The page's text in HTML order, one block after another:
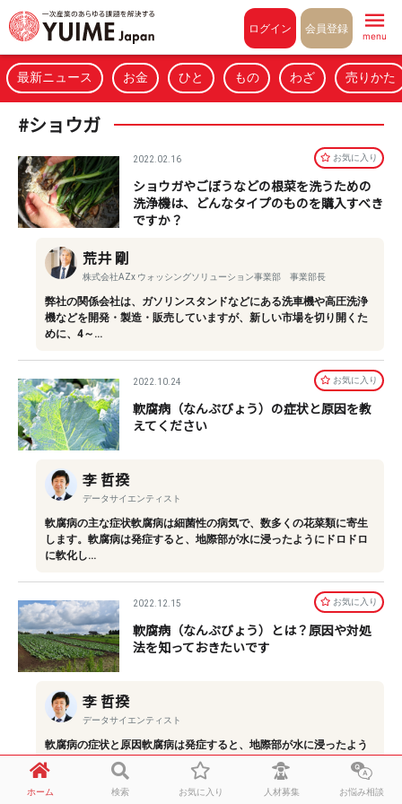
ログイン 会員登録
menu
最新ニュース お金 ひと もの わざ 売りかた
#ショウガ
2022.02.16 お気に⼊り
ショウガやごぼうなどの根菜を洗うための
洗浄機は、どんなタイプのものを購入すべき
ですか？
荒井 剛
株式会社AZx ウォッシングソリューション事業部 事業部長
弊社の関係会社は、ガソリンスタンドなどにある洗車機や高圧洗浄
機などを開発・製造・販売していますが、新しい市場を切り開くた
めに、4～…
2022.10.24 お気に⼊り
軟腐病（なんぷびょう）の症状と原因を教
えてください
李 哲揆
データサイエンティスト
軟腐病の主な症状軟腐病は細菌性の病気で、数多くの花菜類に寄生
します。軟腐病は発症すると、地際部が水に浸ったようにドロドロ
に軟化し…
2022.12.15 お気に⼊り
軟腐病（なんぷびょう）とは？原因や対処
法を知っておきたいです
李 哲揆
データサイエンティスト
軟腐病の症状と原因軟腐病は発症すると、地際部が水に浸ったよう
にドロドロに軟化しはじめ、悪化すると濃褐色に変色したり空洞化
を起こし…
ホーム 検索 お気に入り 人材募集 お悩み相談